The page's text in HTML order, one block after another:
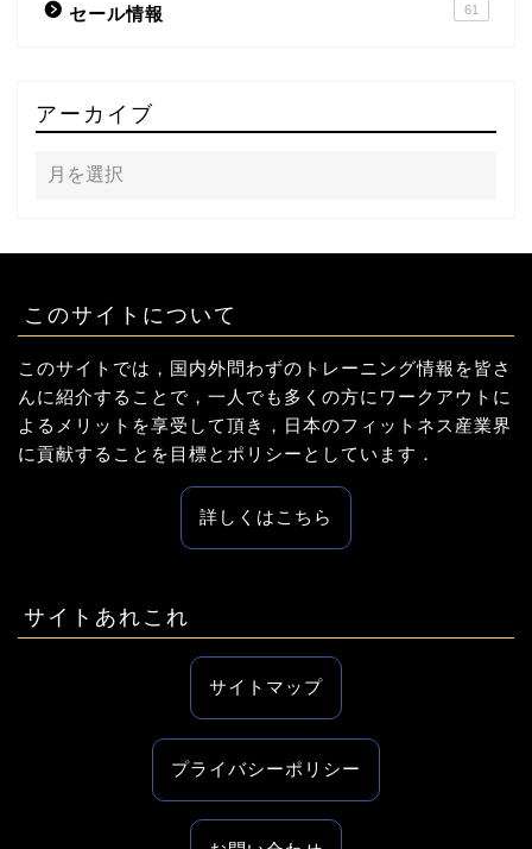
セール情報 61
アーカイブ
このサイトについて
このサイトでは，国内外問わずのトレーニング情報を皆さ
んに紹介することで，一人でも多くの方にワークアウトに
よるメリットを享受して頂き，日本のフィットネス産業界
に貢献することを目標とポリシーとしています．
詳しくはこちら
サイトあれこれ
サイトマップ
プライバシーポリシー